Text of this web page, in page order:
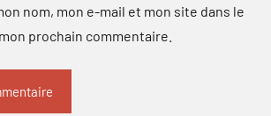
nom, mon e-mail et mon site dans le
prochain commentaire.